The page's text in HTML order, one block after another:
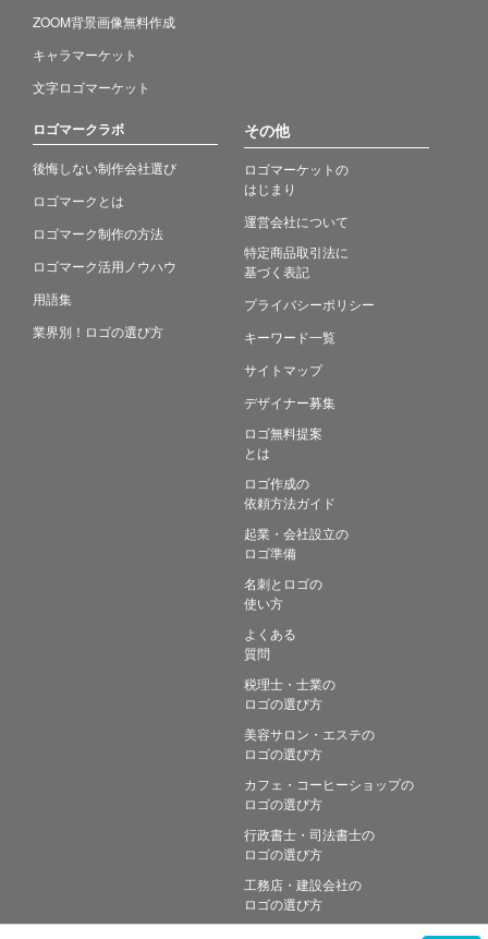
ZOOM背景画像無料作成
キャラマーケット
文字ロゴマーケット
ロゴマークラボ
後悔しない制作会社選び
ロゴマークとは
ロゴマーク制作の方法
ロゴマーク活用ノウハウ
用語集
業界別！ロゴの選び方
その他
ロゴマーケットの
はじまり
運営会社について
特定商品取引法に
基づく表記
プライバシーポリシー
キーワード一覧
サイトマップ
デザイナー募集
ロゴ無料提案
とは
ロゴ作成の
依頼方法ガイド
起業・会社設立の
ロゴ準備
名刺とロゴの
使い方
よくある
質問
税理士・士業の
ロゴの選び方
美容サロン・エステの
ロゴの選び方
カフェ・コーヒーショップの
ロゴの選び方
行政書士・司法書士の
ロゴの選び方
工務店・建設会社の
ロゴの選び方